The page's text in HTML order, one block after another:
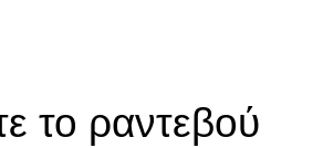
το ραντεβού